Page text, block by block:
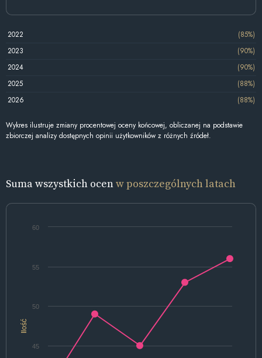
2022
(85%)
2023
(90%)
2024
(90%)
2025
(88%)
2026
(88%)
Wykres ilustruje zmiany procentowej oceny końcowej, obliczanej na podstawie
zbiorczej analizy dostępnych opinii użytkowników z różnych źródeł.
Suma wszystkich ocenw poszczególnych latach
Ilość
45
50
55
60